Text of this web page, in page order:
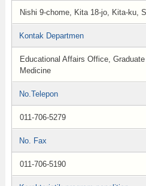
Nishi 9-chome, Kita 18-jo, Kita-ku,
Kontak Departmen
Educational Affairs Office,
Medicine
No.Telepon
011-706-5279
No. Fax
011-706-5190